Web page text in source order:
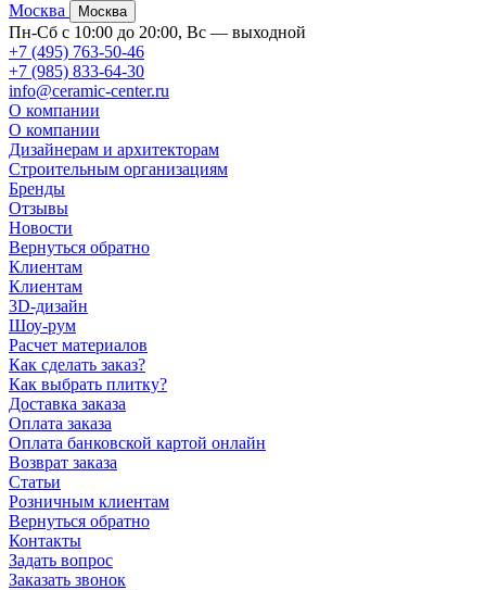
Москва
Москва
Пн-Сб с 10:00 до 20:00, Вс — выходной
+7 (495) 763-50-46
+7 (985) 833-64-30
info@ceramic-center.ru
О компании
О компании
Дизайнерам и архитекторам
Строительным организациям
Бренды
Отзывы
Новости
Вернуться обратно
Клиентам
Клиентам
3D-дизайн
Шоу-рум
Расчет материалов
Как сделать заказ?
Как выбрать плитку?
Доставка заказа
Оплата заказа
Оплата банковской картой онлайн
Возврат заказа
Статьи
Розничным клиентам
Вернуться обратно
Контакты
Задать вопрос
Заказать звонок